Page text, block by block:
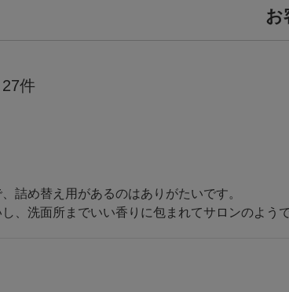
お
27
詰め替え用があるのはありがたいです。
、洗面所までいい香りに包まれてサロンのようで